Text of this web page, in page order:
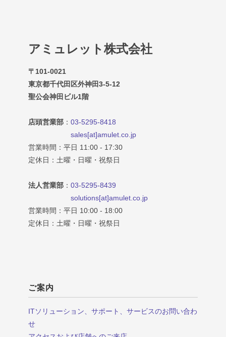
アミュレット株式会社
〒101-0021
東京都千代田区外神田3-5-12
聖公会神田ビル1階
店頭営業部 ： 03-5295-8418
sales[at]amulet.co.jp
営業時間：平日 11:00 - 17:30
定休日：土曜・日曜・祝祭日
法人営業部 ： 03-5295-8439
solutions[at]amulet.co.jp
営業時間：平日 10:00 - 18:00
定休日：土曜・日曜・祝祭日
ご案内
ITソリューション、サポート、サービスのお問い合わ
せ